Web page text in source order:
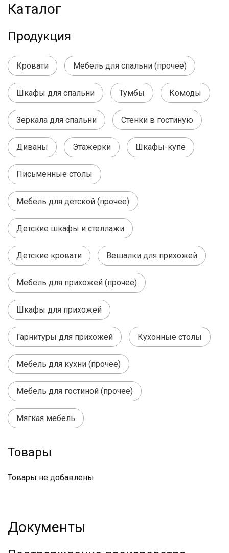
Каталог
Продукция
Кровати Мебель для спальни (прочее)
Шкафы для спальни Тумбы Комоды
Зеркала для спальни Стенки в гостиную
Диваны Этажерки Шкафы-купе
Письменные столы
Мебель для детской (прочее)
Детские шкафы и стеллажи
Детские кровати Вешалки для прихожей
Мебель для прихожей (прочее)
Шкафы для прихожей
Гарнитуры для прихожей Кухонные столы
Мебель для кухни (прочее)
Мебель для гостиной (прочее)
Мягкая мебель
Товары
Товары не добавлены
Документы